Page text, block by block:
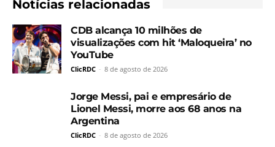
Notícias relacionadas
CDB alcança 10 milhões de
visualizações com hit ‘Maloqueira’ no
YouTube
ClicRDC - 8 de agosto de 2026
Jorge Messi, pai e empresário de
Lionel Messi, morre aos 68 anos na
Argentina
ClicRDC - 8 de agosto de 2026